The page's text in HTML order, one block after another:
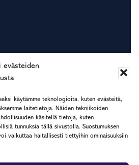
evästeiden
käytämme teknologioita, kuten evästeitä,
laitetietoja. Näiden tekniikoiden
käsitellä tietoja, kuten
tunnuksia tällä sivustolla. Suostumuksen
vaikuttaa haitallisesti tiettyihin ominaisuuksiin